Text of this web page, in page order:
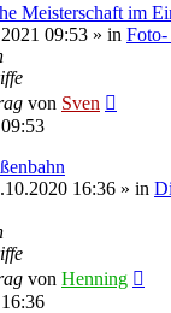
Meisterschaft im
09:53 » in
von Sven
16:36 » in
von Henning